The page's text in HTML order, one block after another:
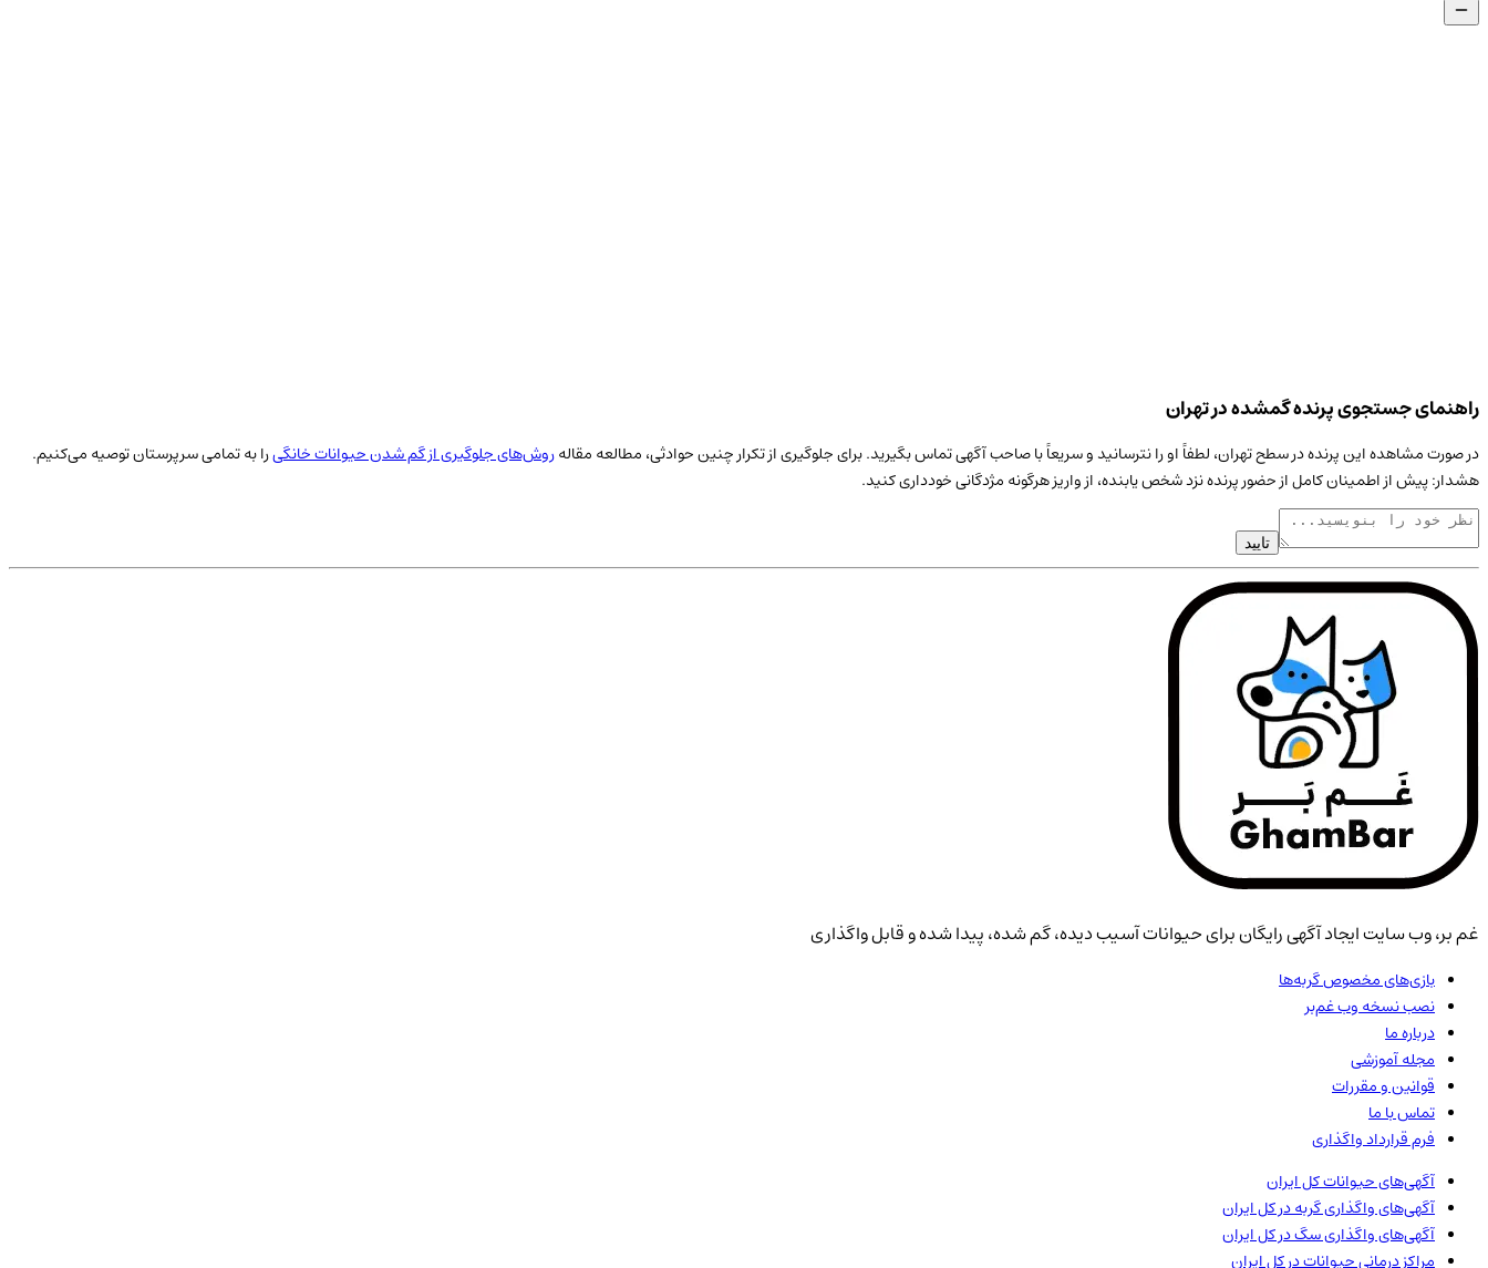
راهنمای جستجوی پرنده گمشده در تهران
در صورت مشاهده اینپرندهدر سطحتهران، لطفاً او را نترسانید و سریعاً با صاحب آگهی تماس بگیرید. برای جلوگیری از تکرار چنین حوادثی، مطالعه مقالهروش‌های جلوگیری از گم شدن حیوانات خانگیرا به تمامی سرپرستان توصیه می‌کنیم.
هشدار: پیش از اطمینان کامل از حضورپرندهنزد شخص یابنده، از واریز هرگونه مژدگانی خودداری کنید.
تایید
غم بر، وب سایت ایجاد آگهی رایگان برای حیوانات آسیب دیده، گم شده، پیدا شده و قابل واگذاری
بازی‌های مخصوص گربه‌ها
نصب نسخه وب غم‌بر
درباره ما
مجله آموزشی
قوانین و مقررات
تماس با ما
فرم قرارداد واگذاری
آگهی‌های حیواناتکل ایران
آگهی‌های واگذاری گربه درکل ایران
آگهی‌های واگذاری سگ درکل ایران
مراکز درمانی حیوانات درکل ایران